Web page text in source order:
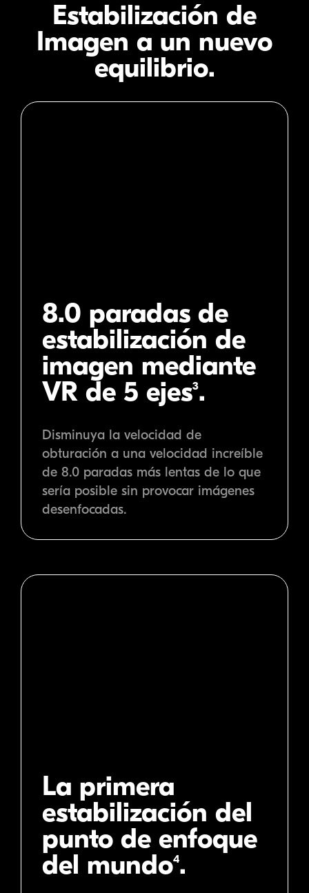
Estabilización de
Imagen a un nuevo
equilibrio.
8.0 paradas de
estabilización de
imagen mediante
VR de 5 ejes3.
Disminuya la velocidad de
obturación a una velocidad increíble
de 8.0 paradas más lentas de lo que
sería posible sin provocar imágenes
desenfocadas.
La primera
estabilización del
punto de enfoque
del mundo4.